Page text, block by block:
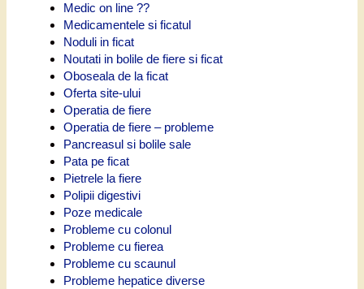
Medic on line ??
Medicamentele si ficatul
Noduli in ficat
Noutati in bolile de fiere si ficat
Oboseala de la ficat
Oferta site-ului
Operatia de fiere
Operatia de fiere – probleme
Pancreasul si bolile sale
Pata pe ficat
Pietrele la fiere
Polipii digestivi
Poze medicale
Probleme cu colonul
Probleme cu fierea
Probleme cu scaunul
Probleme hepatice diverse